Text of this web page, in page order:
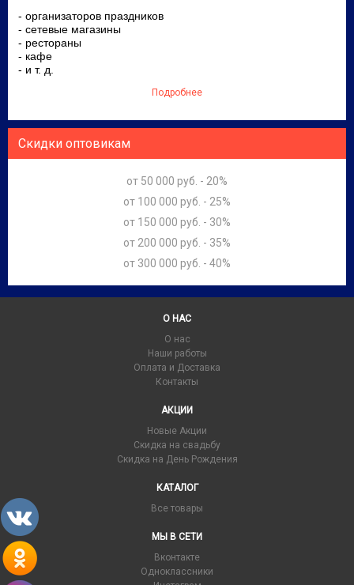
- организаторов праздников
- сетевые магазины
- рестораны
- кафе
- и т. д.
Подробнее
Скидки оптовикам
от 50 000 руб. - 20%
от 100 000 руб. - 25%
от 150 000 руб. - 30%
от 200 000 руб. - 35%
от 300 000 руб. - 40%
О НАС
О нас
Наши работы
Оплата и Доставка
Контакты
АКЦИИ
Новые Акции
Скидка на свадьбу
Скидка на День Рождения
КАТАЛОГ
Все товары
МЫ В СЕТИ
Вконтакте
Одноклассники